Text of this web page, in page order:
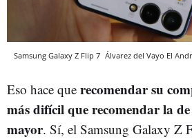
Samsung Galaxy Z Flip 7 Álvarez del Vayo El
Eso hace que recomendar su
más difícil que recomendar la
mayor. Sí, el Samsung Galaxy Z